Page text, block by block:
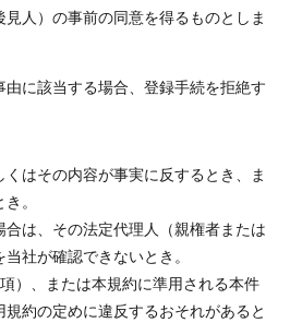
見人）の事前の同意を得るものとしま
に該当する場合、登録手続を拒絶す
はその内容が事実に反するとき、ま
。
は、その法定代理人（親権者または
社が確認できないとき。
）、または本規約に準用される本件
約の定めに違反するおそれがあると